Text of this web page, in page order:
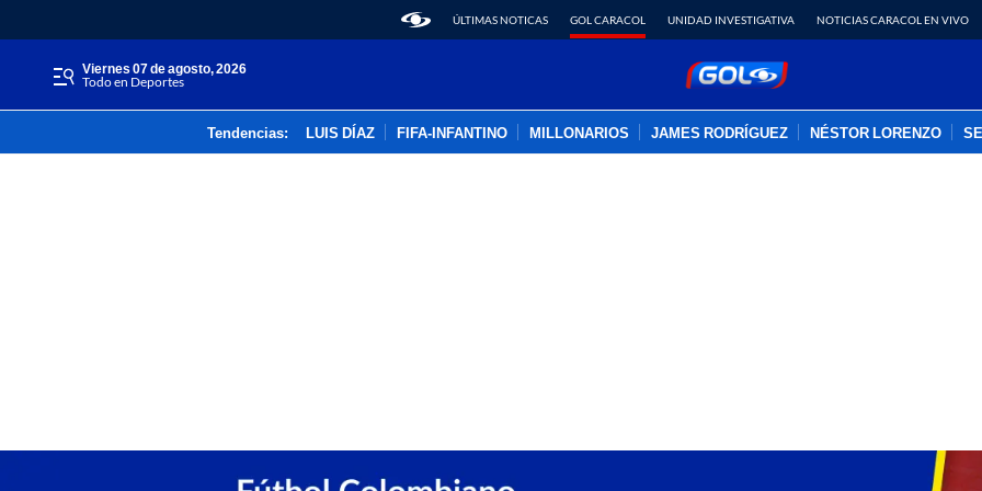
ÚLTIMAS NOTICAS GOL CARACOL UNIDAD INVESTIGATIVA NOTICIAS CARACOL EN VIVO
viernes 07 de agosto, 2026
Todo en Deportes
Tendencias: LUIS DÍAZ FIFA-INFANTINO MILLONARIOS JAMES RODRÍGUEZ NÉSTOR LORENZO